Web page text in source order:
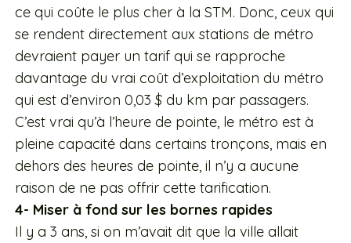
ce qui coûte le plus cher à la STM. Donc, ceux qui
se rendent directement aux stations de métro
devraient payer un tarif qui se rapproche
davantage du vrai coût d’exploitation du métro
qui est d’environ 0,03 $ du km par passagers.
C’est vrai qu’à l’heure de pointe, le métro est à
pleine capacité dans certains tronçons, mais en
dehors des heures de pointe, il n’y a aucune
raison de ne pas offrir cette tarification.
4- Miser à fond sur les bornes rapides
Il y a 3 ans, si on m’avait dit que la ville allait